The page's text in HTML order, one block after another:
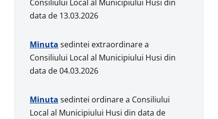
Consiliului Local al Municipiului Husi din
data de 13.03.2026
Minuta sedintei extraordinare a
Consiliului Local al Municipiului Husi din
data de 04.03.2026
Minuta sedintei ordinare a Consiliului
Local al Municipiului Husi din data de